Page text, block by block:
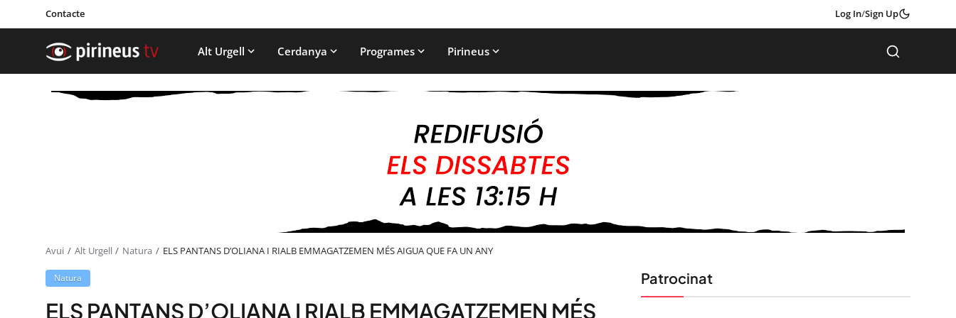
Contacte Log In/Sign Up
Alt Urgell Cerdanya Programes Pirineus
Avui Alt Urgell Natura ELS PANTANS D’OLIANA I RIALB EMMAGATZEMEN MÉS AIGUA QUE FA UN ANY
Natura
ELS PANTANS D’OLIANA I RIALB EMMAGATZEMEN MÉS
Patrocinat